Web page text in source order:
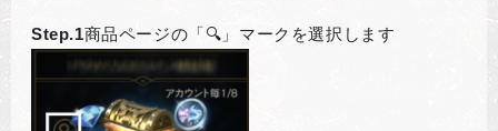
Step.1商品ページの「🔍」マークを選択します